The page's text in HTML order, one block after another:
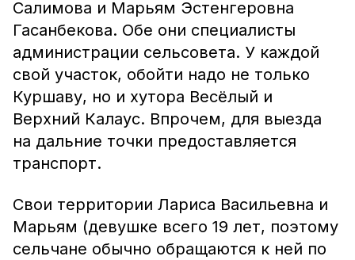
Салимова и Марьям Эстенгеровна
Гасанбекова. Обе они специалисты
администрации сельсовета. У каждой
свой участок, обойти надо не только
Куршаву, но и хутора Весёлый и
Верхний Калаус. Впрочем, для выезда
на дальние точки предоставляется
транспорт.
Свои территории Лариса Васильевна и
Марьям (девушке всего 19 лет, поэтому
сельчане обычно обращаются к ней по